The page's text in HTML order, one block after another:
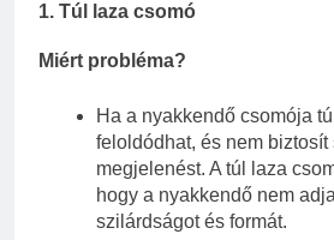
1. Túl laza csomó
Miért probléma?
Ha a nyakkendő csomója
feloldódhat, és nem
megjelenést. A túl laza
hogy a nyakkendő nem
szilárdságot és formát.